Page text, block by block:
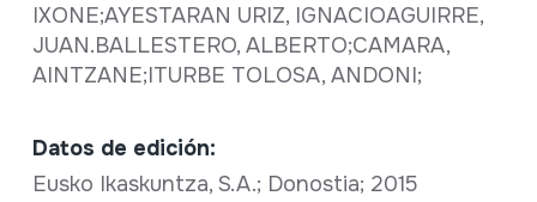
IXONE;AYESTARAN URIZ, IGNACIOAGUIRRE,
JUAN.BALLESTERO, ALBERTO;CAMARA,
AINTZANE;ITURBE TOLOSA, ANDONI;
Datos de edición:
Eusko Ikaskuntza, S.A.; Donostia; 2015